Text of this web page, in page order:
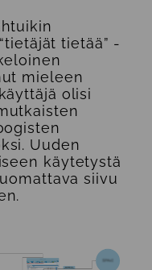
tietää” -
mieleen
olisi
Uuden
käytetystä
siivu